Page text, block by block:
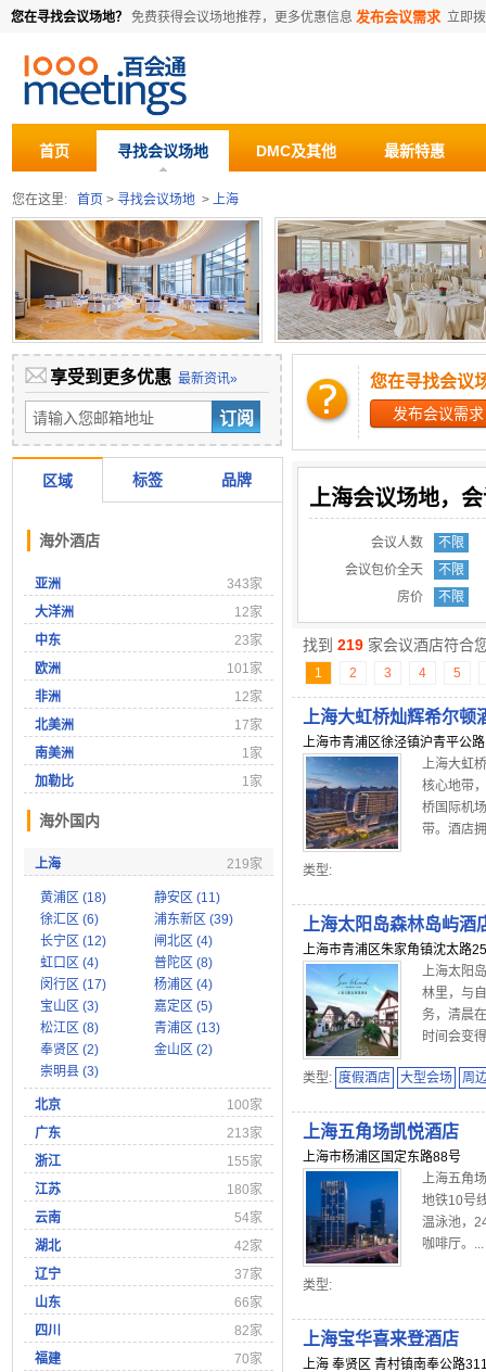
您在寻找会议场地？ 免费获得会议场地推荐，更多优惠信息 发布会议需求 立即
首页 寻找会议场地 DMC及其他 最新特惠
您在这里: 首页 > 寻找会议场地 > 上海
享受到更多优惠 最新资讯»
区域 标签 品牌
海外酒店
亚洲
343家
大洋洲
12家
中东
23家
欧洲
101家
非洲
12家
北美洲
17家
南美洲
1家
加勒比
1家
海外国内
上海 219家
黄浦区 (18)
静安区 (11)
徐汇区 (6)
浦东新区 (39)
长宁区 (12)
闸北区 (4)
虹口区 (4)
普陀区 (8)
闵行区 (17)
杨浦区 (4)
宝山区 (3)
嘉定区 (5)
松江区 (8)
青浦区 (13)
奉贤区 (2)
金山区 (2)
崇明县 (3)
北京
100家
广东
213家
浙江
155家
江苏
180家
云南
54家
湖北
42家
辽宁
37家
山东
66家
四川
82家
福建
70家
您在寻找会议
发布会议需求
上海会议场地，
会议人数
不限
会议包价全天
不限
房价
不限
找到 219 家会议酒店符合
1 2 3 4 5
上海大虹桥灿辉希尔顿
上海市青浦区徐泾镇沪青平公
上海大虹
核心地带
桥国际机
带。酒店
类型:
上海太阳岛森林岛屿酒
上海市青浦区朱家角镇沈太路
上海太阳
林里，与
务，清晨
时间会变
类型: 度假酒店 大型会场 周
上海五角场凯悦酒店
上海市杨浦区国定东路88号
上海五角
地铁10号
温泳池，
咖啡厅。...
类型:
上海宝华喜来登酒店
上海 奉贤区 青村镇南奉公路